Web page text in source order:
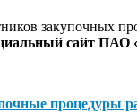
закупочных
сайт ПАО
процедуры